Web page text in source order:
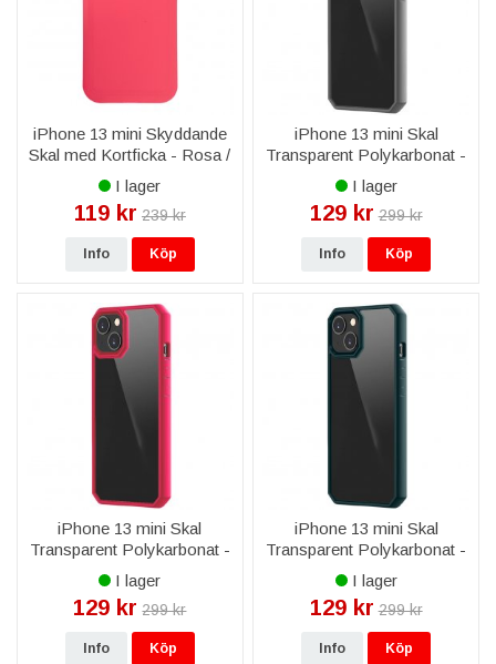
iPhone 13 mini Skyddande
Skal med Kortficka - Rosa /
Turkos
I lager
119 kr 239 kr
Info Köp
iPhone 13 mini Skal
Transparent Polykarbonat -
Transparent
I lager
129 kr 299 kr
Info Köp
iPhone 13 mini Skal
Transparent Polykarbonat -
Rosa
I lager
129 kr 299 kr
Info Köp
iPhone 13 mini Skal
Transparent Polykarbonat -
Mörk Cyan
I lager
129 kr 299 kr
Info Köp